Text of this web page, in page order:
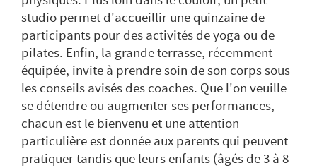
studio permet d'accueillir une quinzaine de
participants pour des activités de yoga ou de
pilates. Enfin, la grande terrasse, récemment
équipée, invite à prendre soin de son corps sous
les conseils avisés des coaches. Que l'on veuille
se détendre ou augmenter ses performances,
chacun est le bienvenu et une attention
particulière est donnée aux parents qui peuvent
pratiquer tandis que leurs enfants (âgés de 3 à 8